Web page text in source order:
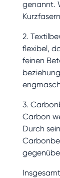
genannt.
2.
flexibel,
feinen
3.
Carbon
Durch